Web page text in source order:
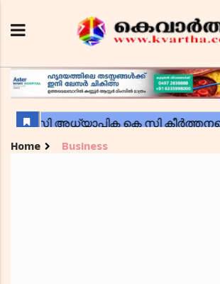
Home Business